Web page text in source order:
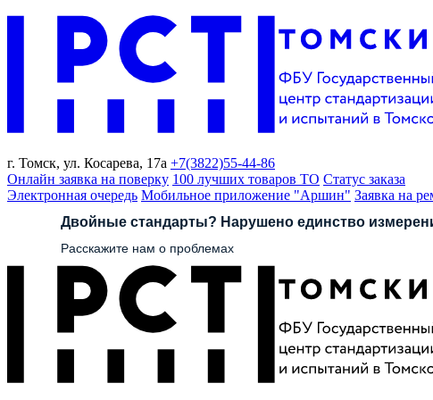
г. Томск, ул. Косарева, 17а +7(3822)55-44-86
Онлайн заявка на поверку 100 лучших товаров ТО Статус заказа
Электронная очередь Мобильное приложение "Аршин" Заявка на
Двойные стандарты? Нарушено единство
Расскажите нам о проблемах